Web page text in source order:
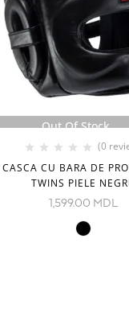
Out Of Stock
(0
CASCA CU BARA DE
TWINS PIELE
1,599.00 MDL